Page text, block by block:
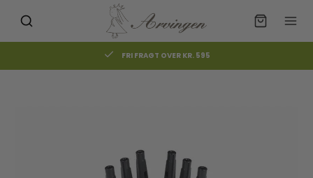
FRI FRAGT OVER KR. 595